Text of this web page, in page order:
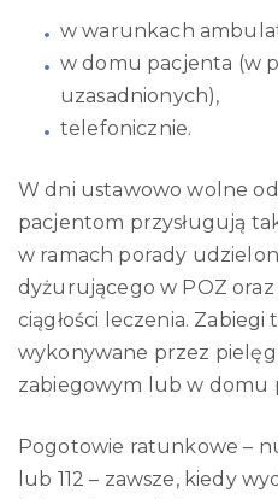
w warunkach
w domu pacjenta (w
uzasadnionych),
telefonicznie.
W dni ustawowo wolne
pacjentom przysługują
w ramach porady
dyżurującego w POZ
ciągłości leczenia. Zabiegi
wykonywane przez
zabiegowym lub w domu
Pogotowie ratunkowe –
lub 112 – zawsze, kiedy